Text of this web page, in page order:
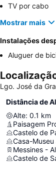
TV por cabo
Mostrar mais
Instalações
Aluguer de
Lgo. José da
Distância de
Alte: 0.1 km
Castelo de
Casa-
Messines -
Castelo de